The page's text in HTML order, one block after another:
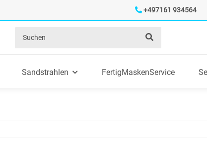
+497161 934564
Sandstrahlen FertigMaskenService